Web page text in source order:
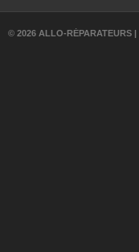
© 2026 ALLO-RÉPARATEURS |